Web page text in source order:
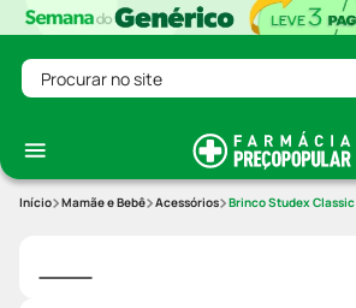
Procurar no site
Mamãe e Bebê Acessórios Brinco Studex Classic